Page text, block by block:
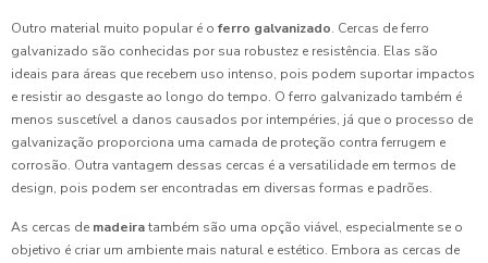
Outro material muito popular é o ferro galvanizado. Cercas de ferro
galvanizado são conhecidas por sua robustez e resistência. Elas são
ideais para áreas que recebem uso intenso, pois podem suportar impactos
e resistir ao desgaste ao longo do tempo. O ferro galvanizado também é
menos suscetível a danos causados por intempéries, já que o processo de
galvanização proporciona uma camada de proteção contra ferrugem e
corrosão. Outra vantagem dessas cercas é a versatilidade em termos de
design, pois podem ser encontradas em diversas formas e padrões.
As cercas de madeiratambém são uma opção viável, especialmente se o
objetivo é criar um ambiente mais natural e estético. Embora as cercas de